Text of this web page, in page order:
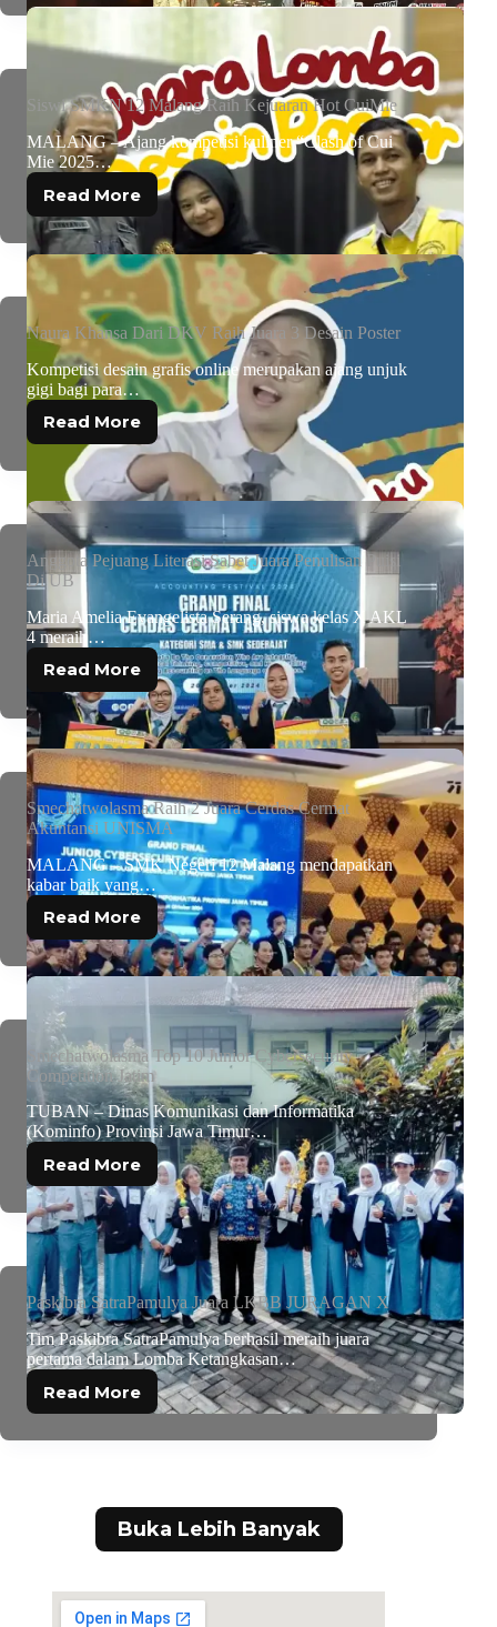
Siswi SMKN 12 Malang Raih Kejuaran Hot CuiMie
MALANG – Ajang kompetisi kuliner “Clash of Cui
Mie 2025…
Read More
Naura Khansa Dari DKV Raih Juara 3 Desain Poster
Kompetisi desain grafis online merupakan ajang unjuk
gigi bagi para…
Read More
Anggota Pejuang Literasi Sabet Juara Penulisan Puisi
Di UB
Maria Amelia Evangelista Serang, siswa kelas X AKL
4 meraih…
Read More
Smechatwolasma Raih 2 Juara Cerdas Cermat
Akuntansi UNISMA
MALANG – SMK Negeri 12 Malang mendapatkan
kabar baik yang…
Read More
Smechatwolasma Top 10 Junior Cybersecurity
Competition Jatim
TUBAN – Dinas Komunikasi dan Informatika
(Kominfo) Provinsi Jawa Timur…
Read More
Paskibra SatraPamulya Juara LKBB JURAGAN X
Tim Paskibra SatraPamulya berhasil meraih juara
pertama dalam Lomba Ketangkasan…
Read More
Buka Lebih Banyak